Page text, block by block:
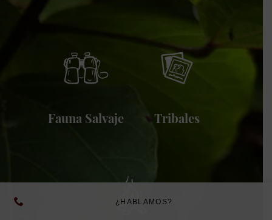
¿HABLAMOS?
Fauna Salvaje Tribales